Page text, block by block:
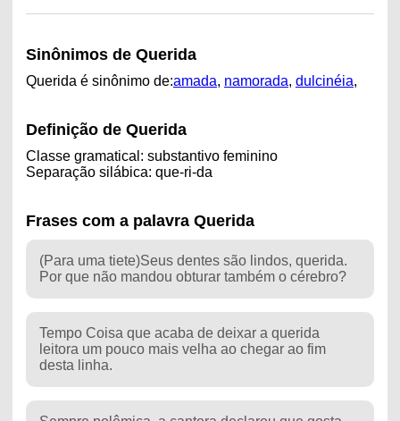
Sinônimos de Querida
Querida é sinônimo de:amada, namorada, dulcinéia,
Definição de Querida
Classe gramatical: substantivo feminino
Separação silábica: que-ri-da
Frases com a palavra Querida
(Para uma tiete)Seus dentes são lindos, querida.
Por que não mandou obturar também o cérebro?
Tempo Coisa que acaba de deixar a querida
leitora um pouco mais velha ao chegar ao fim
desta linha.